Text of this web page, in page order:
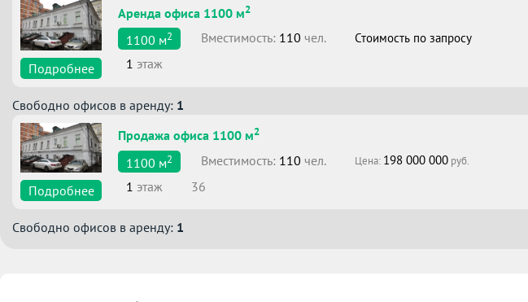
Подробнее
Аренда офиса 1100 м2
1100 м2 Вместимоcть: 110 чел. Стоимость по запросу
1 этаж
Свободно офисов в аренду: 1
Подробнее
Продажа офиса 1100 м2
1100 м2 Вместимоcть: 110 чел. Цена: 198 000 000 руб.
1 этаж 36
Свободно офисов в аренду: 1